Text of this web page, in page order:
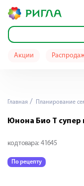
Акции
Главная Планирование
Юнона Био Т супер
код товара: 41645
По рецепту